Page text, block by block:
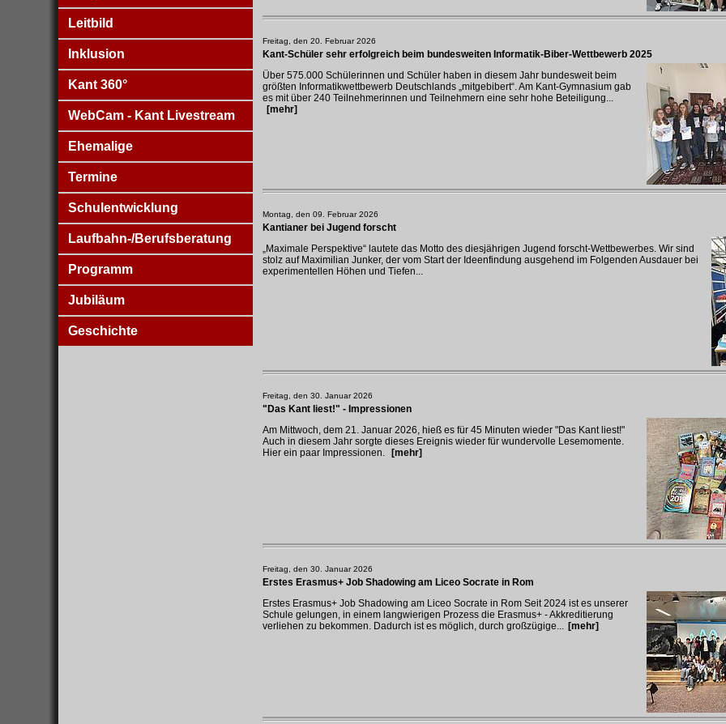
Leitbild
Inklusion
Kant 360°
WebCam - Kant Livestream
Ehemalige
Termine
Schulentwicklung
Laufbahn-/Berufsberatung
Programm
Jubiläum
Geschichte
Freitag, den 20. Februar 2026
Kant-Schüler sehr erfolgreich beim bundesweiten Informatik-Biber-Wettbewerb 2025
Über 575.000 Schülerinnen und Schüler haben in diesem Jahr bundesweit beim
größten Informatikwettbewerb Deutschlands „mitgebibert“. Am Kant-Gymnasium gab
es mit über 240 Teilnehmerinnen und Teilnehmern eine sehr hohe Beteiligung...
[mehr]
Montag, den 09. Februar 2026
Kantianer bei Jugend forscht
„Maximale Perspektive“ lautete das Motto des diesjährigen Jugend forscht-Wettbewerbes. Wir sind
stolz auf Maximilian Junker, der vom Start der Ideenfindung ausgehend im Folgenden Ausdauer bei
experimentellen Höhen und Tiefen...
Freitag, den 30. Januar 2026
"Das Kant liest!" - Impressionen
Am Mittwoch, dem 21. Januar 2026, hieß es für 45 Minuten wieder "Das Kant liest!"
Auch in diesem Jahr sorgte dieses Ereignis wieder für wundervolle Lesemomente.
Hier ein paar Impressionen.
[mehr]
Freitag, den 30. Januar 2026
Erstes Erasmus+ Job Shadowing am Liceo Socrate in Rom
Erstes Erasmus+ Job Shadowing am Liceo Socrate in Rom Seit 2024 ist es unserer
Schule gelungen, in einem langwierigen Prozess die Erasmus+ - Akkreditierung
verliehen zu bekommen. Dadurch ist es möglich, durch großzügige... [mehr]